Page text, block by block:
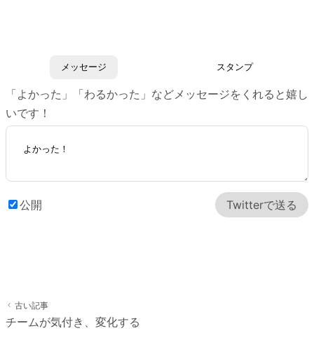
メッセージ スタンプ
「よかった」「わるかった」などメッセージをくれると嬉し
いです！
公開 Twitterで送る
古い記事
チームが気付き、変化する